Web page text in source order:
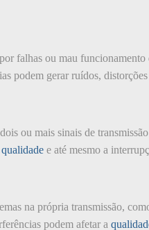
falhas ou mau
podem gerar ruídos,
ou mais sinais de
qualidade e até mesmo a
na própria transmissão,
podem afetar a